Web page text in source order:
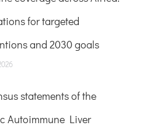
for targeted
and 2030 goals
statements of the
Autoimmune Liver